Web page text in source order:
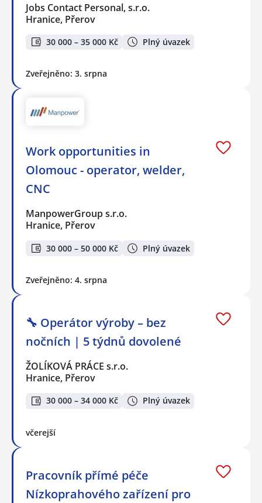
Jobs Contact Personal, s.r.o.
Hranice, Přerov
30 000 – 35 000 Kč Plný úvazek
Zveřejněno: 3. srpna
Work opportunities in
Olomouc - operator, welder,
CNC
ManpowerGroup s.r.o.
Hranice, Přerov
30 000 – 50 000 Kč Plný úvazek
Zveřejněno: 4. srpna
🔧 Operátor výroby – bez
nočních | 5 týdnů dovolené
ŽOLÍKOVÁ PRÁCE s.r.o.
Hranice, Přerov
30 000 – 34 000 Kč Plný úvazek
včerejší
Pracovník přímé péče
Nízkoprahového zařízení pro